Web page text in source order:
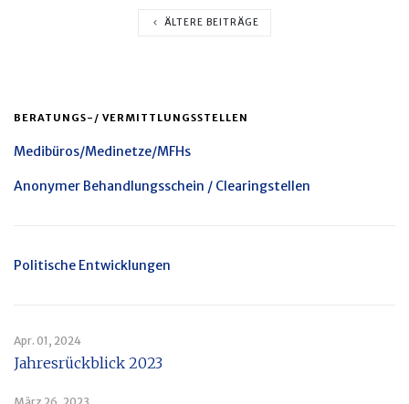
ÄLTERE BEITRÄGE
BERATUNGS-/ VERMITTLUNGSSTELLEN
Medibüros/Medinetze/MFHs
Anonymer Behandlungsschein / Clearingstellen
Politische Entwicklungen
Apr. 01, 2024
Jahresrückblick 2023